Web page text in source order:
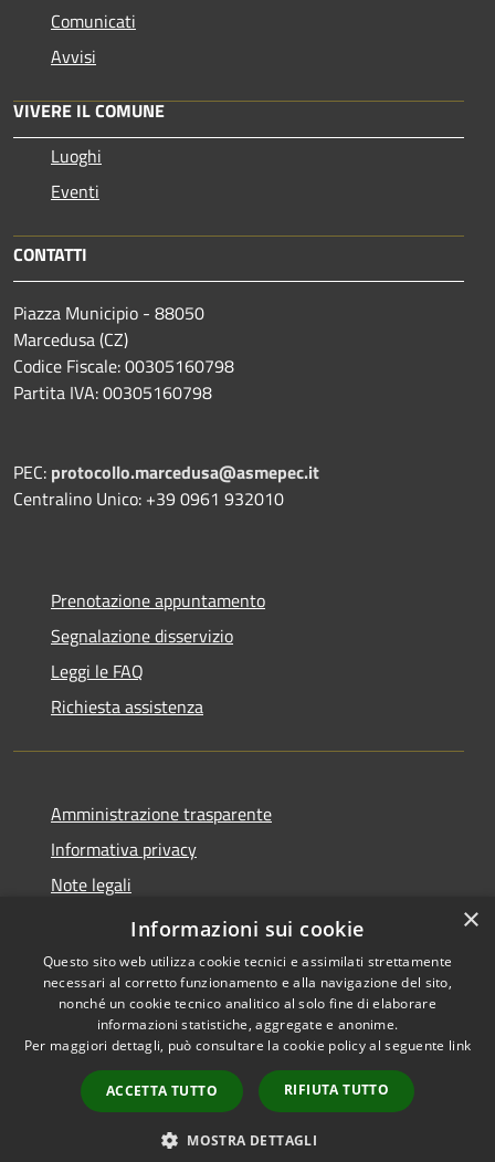
Comunicati
Avvisi
VIVERE IL COMUNE
Luoghi
Eventi
CONTATTI
Piazza Municipio - 88050
Marcedusa (CZ)
Codice Fiscale: 00305160798
Partita IVA: 00305160798
PEC: protocollo.marcedusa@asmepec.it
Centralino Unico: +39 0961 932010
Prenotazione appuntamento
Segnalazione disservizio
Leggi le FAQ
Richiesta assistenza
Amministrazione trasparente
Informativa privacy
Note legali
Dichiarazione di accessibilità
Accessibilità
Copyright © 2026 • Comune di
Marcedusa • Powered by
Municipium•
Accesso
redazione
×
Informazioni sui cookie
Questo sito web utilizza cookie tecnici e assimilati strettamente
necessari al corretto funzionamento e alla navigazione del sito,
nonché un cookie tecnico analitico al solo fine di elaborare
informazioni statistiche, aggregate e anonime.
Per maggiori dettagli, può consultare la cookie policy al seguente link
ACCETTA TUTTO RIFIUTA TUTTO
MOSTRA DETTAGLI